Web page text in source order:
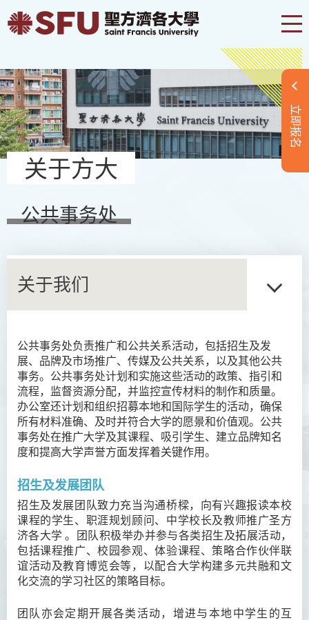
立即报名
关于方大
公共事务处
关于我们
公共事务处负责推广和公共关系活动，包括招生及发
展、 品牌及市场推广、 传媒及公共关系，以及其他公共
事务。 公共事务处计划和实施这些活动的政策、指引和
流程，监督资源分配，并监控宣传材料的制作和质量。
办公室还计划和组织招募本地和国际学生的活动，确保
所有材料准确、及时并符合大学的愿景和价值观。 公共
事务处在推广大学及其课程、吸引学生、建立品牌知名
度和提高大学声誉方面发挥着关键作用。
招生及发展团队
招生及发展团队致力充当沟通桥樑，向有兴趣报读本校
课程的学生、职涯规划顾问、中学校长及教师推广圣方
济各大学 。团队积极举办并参与各类招生及拓展活动，
包括课程推广、校园参观、体验课程、策略合作伙伴联
谊活动及教育博览会等，以配合大学构建多元共融和文
化交流的学习社区的策略目标。
团队亦会定期开展各类活动，增进与本地中学生的互
关于我们
新闻稿
传媒采访
最新消息
活动相片集
职员名录